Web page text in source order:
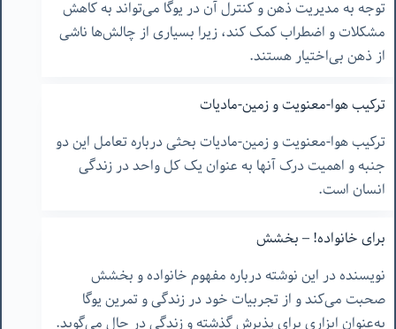
توجه به مدیریت ذهن و کنترل آن در یوگا می‌تواند به کاهش
مشکلات و اضطراب کمک کند، زیرا بسیاری از چالش‌ها ناشی
از ذهن بی‌اختیار هستند.
ترکیب هوا-معنویت و زمین-مادیات
ترکیب هوا-معنویت و زمین-مادیات بحثی درباره تعامل این دو
جنبه و اهمیت درک آنها به عنوان یک کل واحد در زندگی
انسان است.
برای خانواده! – بخشش
نویسنده در این نوشته درباره مفهوم خانواده و بخشش
صحبت می‌کند و از تجربیات خود در زندگی و تمرین یوگا
به‌عنوان ابزاری برای پذیرش گذشته و زندگی در حال می‌گوید.